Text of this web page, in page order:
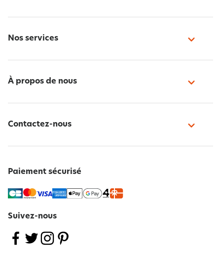
Nos services
À propos de nous
Contactez-nous
Paiement sécurisé
Suivez-nous